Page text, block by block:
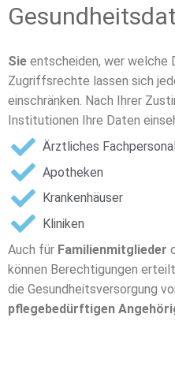
Sie entscheiden, wer welche
Zugriffsrechte lassen sich
einschränken. Nach Ihrer
Institutionen Ihre Daten
Ärztliches
Apotheken
Krankenhäuser
Kliniken
Auch für Familienmitglieder
können Berechtigungen
die Gesundheitsversorgung
pflegebedürftigen